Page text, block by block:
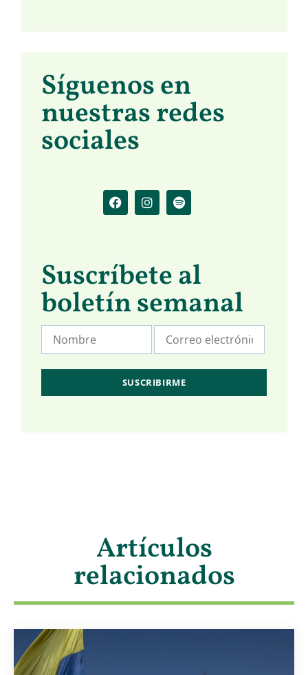
Síguenos en
nuestras redes
sociales
Suscríbete al
boletín semanal
Artículos
relacionados